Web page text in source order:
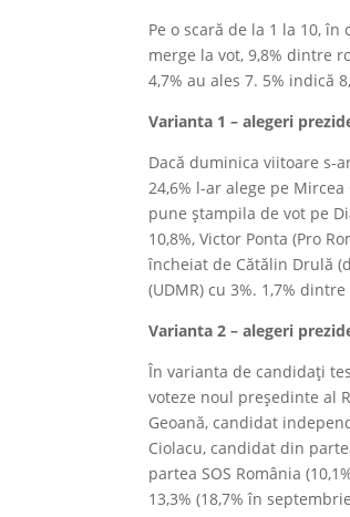
Pe o scară de la 1 la 10,
merge la vot, 9,8% dintre
4,7% au ales 7. 5% indică
Varianta 1 – alegeri
Dacă duminica viitoare s-
24,6% l-ar alege pe
pune ștampila de vot pe
10,8%, Victor Ponta (Pro
încheiat de Cătălin Drulă
(UDMR) cu 3%. 1,7%
Varianta 2 – alegeri
În varianta de candidați
voteze noul președinte al
Geoană, candidat
Ciolacu, candidat din
partea SOS România
13,3% (18,7% în